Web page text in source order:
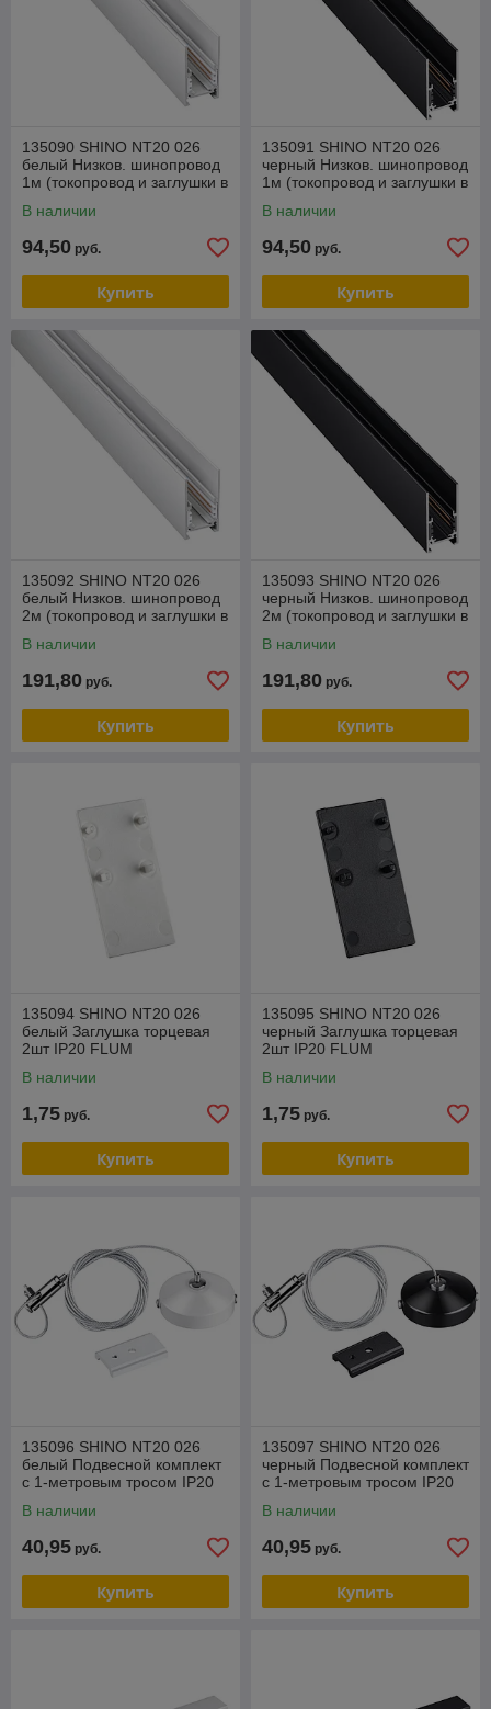
135090 SHINO NT20 026
белый Низков. шинопровод
1м (токопровод и заглушки в
В наличии
94,50 руб.
Купить
135091 SHINO NT20 026
черный Низков. шинопровод
1м (токопровод и заглушки в
В наличии
94,50 руб.
Купить
135092 SHINO NT20 026
белый Низков. шинопровод
2м (токопровод и заглушки в
В наличии
191,80 руб.
Купить
135093 SHINO NT20 026
черный Низков. шинопровод
2м (токопровод и заглушки в
В наличии
191,80 руб.
Купить
135094 SHINO NT20 026
белый Заглушка торцевая
2шт IP20 FLUM
В наличии
1,75 руб.
Купить
135095 SHINO NT20 026
черный Заглушка торцевая
2шт IP20 FLUM
В наличии
1,75 руб.
Купить
135096 SHINO NT20 026
белый Подвесной комплект
с 1-метровым тросом IP20
В наличии
40,95 руб.
Купить
135097 SHINO NT20 026
черный Подвесной комплект
с 1-метровым тросом IP20
В наличии
40,95 руб.
Купить